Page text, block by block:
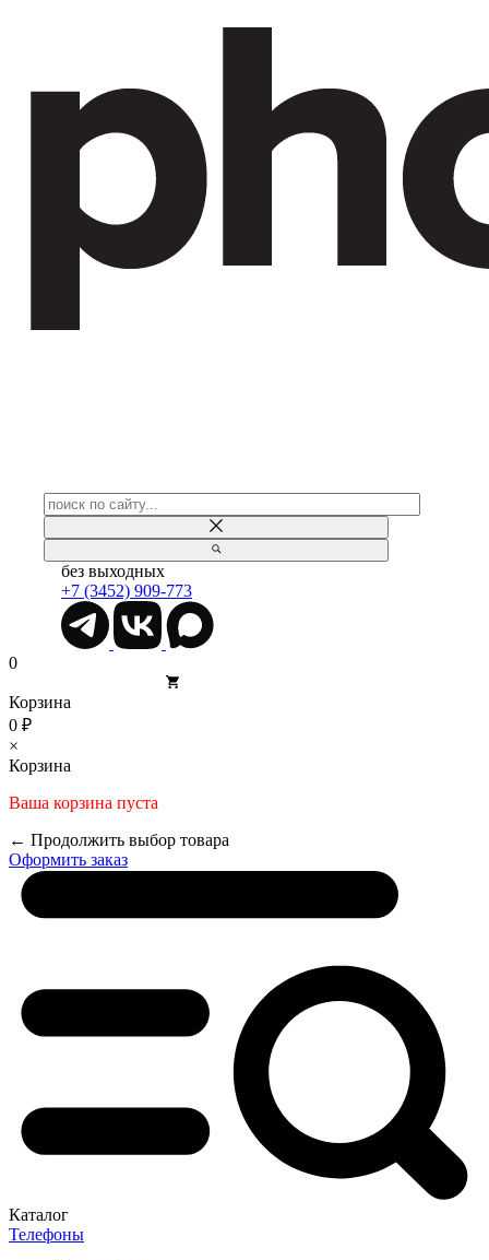
без выходных
+7 (3452) 909-773
0
Корзина
0 ₽
×
Корзина
Ваша корзина пуста
← Продолжить выбор товара
Оформить заказ
Каталог
Телефоны